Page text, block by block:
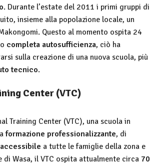
. Durante l’estate del 2011 i primi gruppi di
insieme alla popolazione locale, un
Questo al momento ospita 24
completa autosufficienza, ciò ha
sulla creazione di una nuova scuola, più
tecnico.
Center (VTC)
Training Center (VTC), una scuola in
formazione professionalizzante, di
accessibile a tutte le famiglie della zona e
di Wasa, il VTC ospita attualmente circa 70